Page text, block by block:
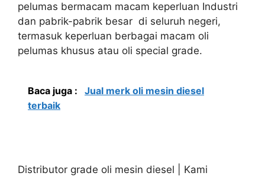
pelumas bermacam macam keperluan Industri
dan pabrik-pabrik besar di seluruh negeri,
termasuk keperluan berbagai macam oli
pelumas khusus atau oli special grade.
Baca juga :
Jual merk oli mesin diesel
terbaik
Distributor grade oli mesin diesel | Kami